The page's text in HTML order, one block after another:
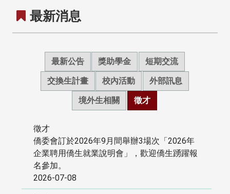
最新消息
最新公告 獎助學金
短期交流
交換生計畫
校內活動
外部訊息
境外生相關
徵才
徵才
僑委會訂於2026年9月間舉辦3場次「2026年
企業聘用僑生就業說明會」，歡迎僑生踴躍報
名參加。
2026-07-08